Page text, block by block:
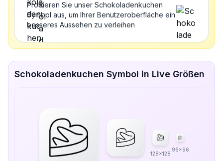
Probieren Sie unser Schokoladenkuchen
Symbol aus, um Ihrer Benutzeroberfläche ein
besseres Aussehen zu verleihen
Schokoladenkuchen Symbol in Live Größen
128x128
96x96